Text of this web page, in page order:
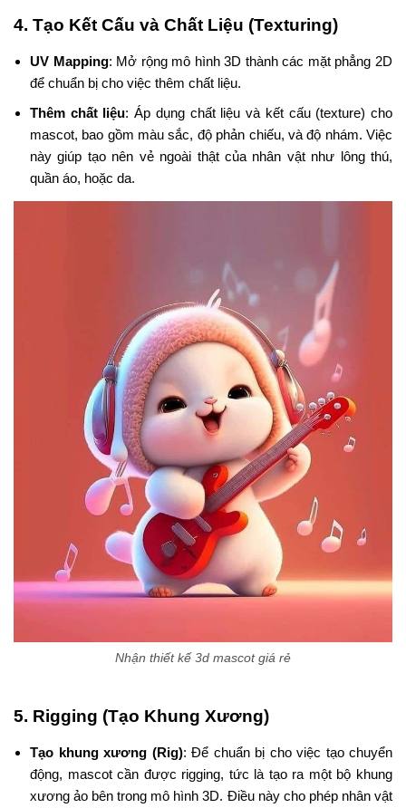
4. Tạo Kết Cấu và Chất Liệu (Texturing)
UV Mapping: Mở rộng mô hình 3D thành các mặt phẳng 2D
để chuẩn bị cho việc thêm chất liệu.
Thêm chất liệu: Áp dụng chất liệu và kết cấu (texture) cho
mascot, bao gồm màu sắc, độ phản chiếu, và độ nhám. Việc
này giúp tạo nên vẻ ngoài thật của nhân vật như lông thú,
quần áo, hoặc da.
Nhận thiết kế 3d mascot giá rẻ
5. Rigging (Tạo Khung Xương)
Tạo khung xương (Rig): Để chuẩn bị cho việc tạo chuyển
động, mascot cần được rigging, tức là tạo ra một bộ khung
xương ảo bên trong mô hình 3D. Điều này cho phép nhân vật